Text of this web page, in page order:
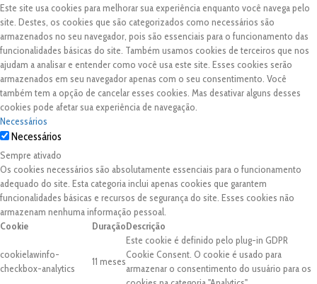
Este site usa cookies para melhorar sua experiência enquanto você navega pelo
site. Destes, os cookies que são categorizados como necessários são
armazenados no seu navegador, pois são essenciais para o funcionamento das
funcionalidades básicas do site. Também usamos cookies de terceiros que nos
ajudam a analisar e entender como você usa este site. Esses cookies serão
armazenados em seu navegador apenas com o seu consentimento. Você
também tem a opção de cancelar esses cookies. Mas desativar alguns desses
cookies pode afetar sua experiência de navegação.
Necessários
Necessários
Sempre ativado
Os cookies necessários são absolutamente essenciais para o funcionamento
adequado do site. Esta categoria inclui apenas cookies que garantem
funcionalidades básicas e recursos de segurança do site. Esses cookies não
armazenam nenhuma informação pessoal.
Cookie
DuraçãoDescrição
cookielawinfo-
checkbox-analytics
11 meses
Este cookie é definido pelo plug-in GDPR
Cookie Consent. O cookie é usado para
armazenar o consentimento do usuário para os